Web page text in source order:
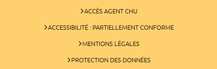
ACCÈS AGENT CHU
ACCESSIBILITÉ : PARTIELLEMENT CONFORME
MENTIONS LÉGALES
PROTECTION DES DONNÉES